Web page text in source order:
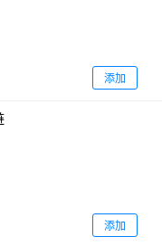
添加
添加